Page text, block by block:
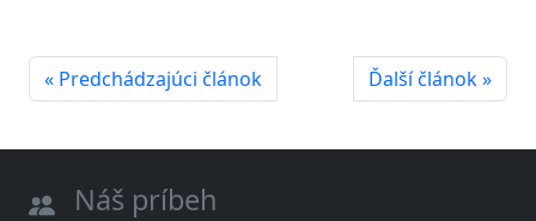
« Predchádzajúci článok Ďalší článok »
Náš príbeh